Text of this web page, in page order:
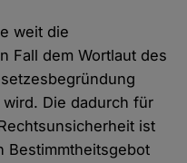
weit die
Fall dem Wortlaut des
Die dadurch für
ist
Bestimmtheitsgebot